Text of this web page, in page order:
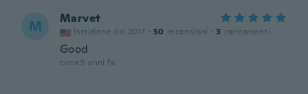
M Marvet
Iscrizione dal 2017 · 50 recensioni · 3 caricamenti
Good
circa 5 anni fa